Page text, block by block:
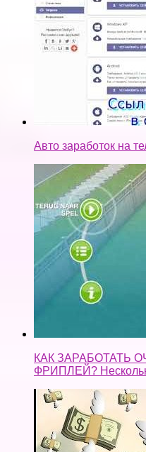
Авто заработок на
КАК ЗАРАБОТАТЬ
ФРИПЛЕЙ?